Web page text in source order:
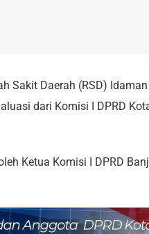
Sakit Daerah (RSD)
dari Komisi I DPRD
Ketua Komisi I DPRD